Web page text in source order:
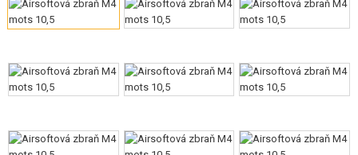
VZDUCHOVÉ ZBRANE, PRAKY
GRANÁTOMETY, GRANÁTY
GULIČKY, PLYN
AKUMULÁTORY, NABÍJAČKY